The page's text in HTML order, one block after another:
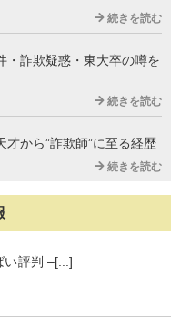
続きを読む
・詐欺疑惑・東大卒の噂を
続きを読む
から”詐欺師”に至る経歴
続きを読む
い評判 –[...]